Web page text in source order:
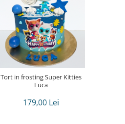
Tort in frosting Super Kitties
Luca
179,00 Lei